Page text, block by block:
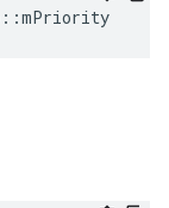
::mPriority